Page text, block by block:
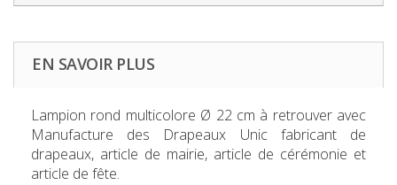
EN SAVOIR PLUS
Lampion rond multicolore Ø 22 cm à retrouver avec
Manufacture des Drapeaux Unic fabricant de
drapeaux, article de mairie, article de cérémonie et
article de fête.